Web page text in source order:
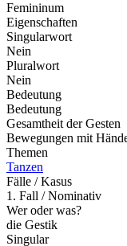
Femininum
Eigenschaften
Singularwort
Nein
Pluralwort
Nein
Bedeutung
Bedeutung
Gesamtheit der Gesten
Bewegungen mit
Themen
Tanzen
Fälle / Kasus
1. Fall / Nominativ
Wer oder was?
die Gestik
Singular